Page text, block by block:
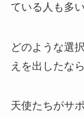
ている人も多
どのような選
えを出したな
天使たちがサ